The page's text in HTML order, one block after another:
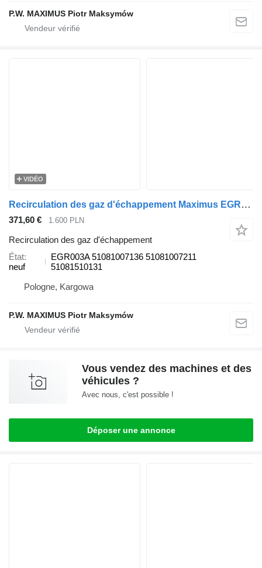
P.W. MAXIMUS Piotr Maksymów
VIDÉO
Recirculation des gaz d'échappement Maximus EGR003A pour camion MAN TGL
371,60 € 1.600 PLN
Recirculation des gaz d'échappement
État
neuf
EGR003A 51081007136 51081007211
51081510131
Pologne, Kargowa
P.W. MAXIMUS Piotr Maksymów
Vous vendez des machines et des
véhicules ?
Avec nous, c'est possible !
Déposer une annonce